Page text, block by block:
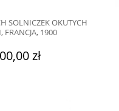
SOLNICZEK OKUTYCH
FRANCJA, 1900
zł